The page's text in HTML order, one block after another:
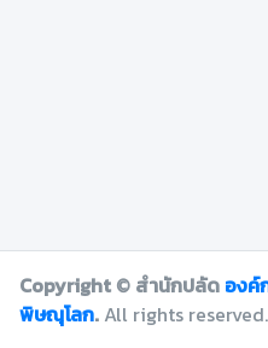
Copyright © สำนักปลัด องค์
พิษณุโลก. All rights reserved.